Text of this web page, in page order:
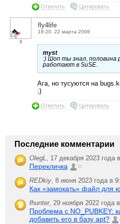
Ответить Цитировать
9
fly4life
18:20, 22 марта 2006
myst
:) Шоп ты знал, половина
работают в SuSE.
Ага, но тусуются на
;)
Ответить Цитировать
Последние комментарии
OlegL, 17 декабря 2023 года
Перекличка 21
REDkiy, 8 июня 2023 года в
Как «замокать» файл для
fhunter, 29 ноября 2022 года
Проблема с NO_PUBKEY:
добавить его в базу apt?